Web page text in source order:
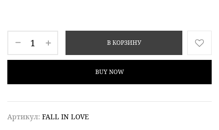
В КОРЗИНУ
BUY NOW
Артикул: FALL IN LOVE